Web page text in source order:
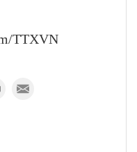
TTXVN